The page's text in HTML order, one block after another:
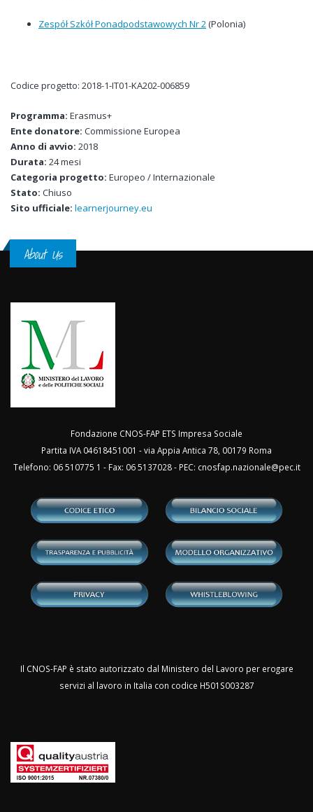
Zespół Szkół Ponadpodstawowych Nr 2 (Polonia)
Codice progetto: 2018-1-IT01-KA202-006859
Programma: Erasmus+
Ente donatore: Commissione Europea
Anno di avvio: 2018
Durata: 24 mesi
Categoria progetto: Europeo / Internazionale
Stato: Chiuso
Sito ufficiale: learnerjourney.eu
About Us
Fondazione CNOS-FAP ETS Impresa Sociale
Partita IVA 04618451001 - via Appia Antica 78, 00179 Roma
Telefono: 06 510775 1 - Fax: 06 5137028 - PEC: cnosfap.nazionale@pec.it
Il CNOS-FAP è stato autorizzato dal Ministero del Lavoro per erogare
servizi al lavoro in Italia con codice H501S003287